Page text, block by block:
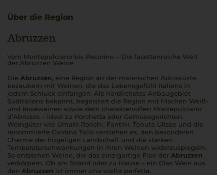
Über die Region
Abruzzen
Vom Montepulciano bis Pecorino – Die facettenreiche Welt
der Abruzzen Weine
Die Abruzzen, eine Region an der malerischen Adriaküste,
bezaubern mit Weinen, die das Lebensgefühl Italiens in
jedem Schluck einfangen. Als nördlichstes Anbaugebiet
Süditaliens bekannt, begeistert die Region mit frischen Weiß-
und Roséweinen sowie dem charaktervollen Montepulciano
d’Abruzzo – ideal zu Porchetta oder Gemüsegerichten.
Weingüter wie Umani Ronchi, Fantini, Tenuta Ulisse und die
renommierte Cantina Tollo verstehen es, den besonderen
Charme der hügeligen Landschaft und die starken
Temperaturschwankungen in ihren Weinen widerzuspiegeln.
So entstehen Weine, die das einzigartige Flair der Abruzzen
verkörpern. Ob am Strand oder zu Hause – ein Glas Wein aus
den Abruzzen ist immer una scelta perfetta.